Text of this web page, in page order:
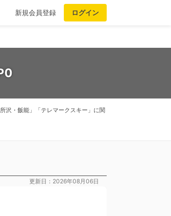
新規会員登録 ログイン
沢・飯能」「テレマークスキー」に関
更新日：2026年08月06日